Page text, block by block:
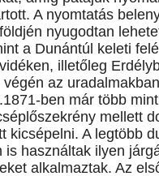
A nyomtatás
nyugodtan
a Dunántúl keleti
illetőleg
az
ben már több
mellett
kicsépelni. A legtöbb
használtak ilyen
alkalmaztak. Az